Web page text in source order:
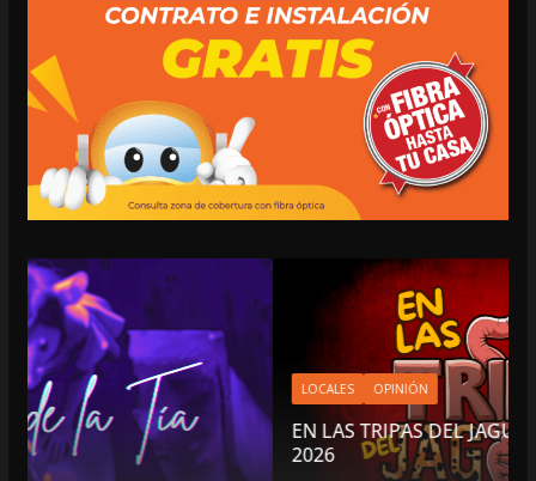
LOCALES OPINIÓN
EN LAS TRIPAS DEL JAGUAR: 07 DE AGOSTO DE